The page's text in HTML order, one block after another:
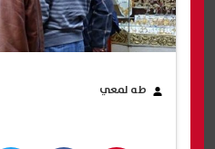
طه لمعي